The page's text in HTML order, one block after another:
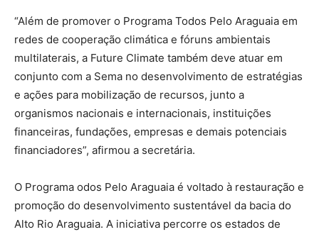
“Além de promover o Programa Todos Pelo Araguaia em
redes de cooperação climática e fóruns ambientais
multilaterais, a Future Climate também deve atuar em
conjunto com a Sema no desenvolvimento de estratégias
e ações para mobilização de recursos, junto a
organismos nacionais e internacionais, instituições
financeiras, fundações, empresas e demais potenciais
financiadores”, afirmou a secretária.
O Programa odos Pelo Araguaia é voltado à restauração e
promoção do desenvolvimento sustentável da bacia do
Alto Rio Araguaia. A iniciativa percorre os estados de